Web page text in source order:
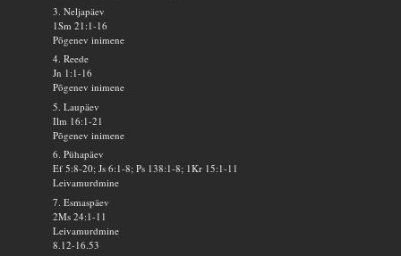
3. Neljapäev
1Sm 21:1-16
Põgenev inimene
4. Reede
Jn 1:1-16
Põgenev inimene
5. Laupäev
Ilm 16:1-21
Põgenev inimene
6. Pühapäev
Ef 5:8-20; Js 6:1-8; Ps 138:1-8; 1Kr 15:1-11
Leivamurdmine
7. Esmaspäev
2Ms 24:1-11
Leivamurdmine
8.12-16.53